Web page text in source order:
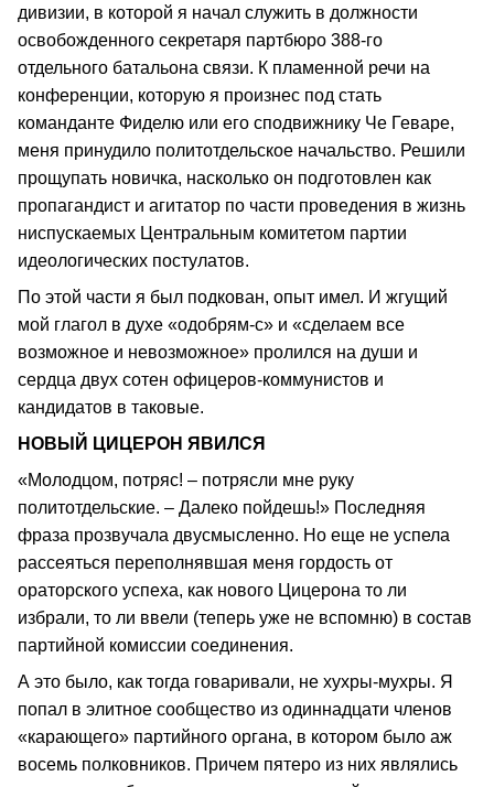
дивизии, в которой я начал служить в должности
освобожденного секретаря партбюро 388-го
отдельного батальона связи. К пламенной речи на
конференции, которую я произнес под стать
команданте Фиделю или его сподвижнику Че Геваре,
меня принудило политотдельское начальство. Решили
прощупать новичка, насколько он подготовлен как
пропагандист и агитатор по части проведения в жизнь
ниспускаемых Центральным комитетом партии
идеологических постулатов.
По этой части я был подкован, опыт имел. И жгущий
мой глагол в духе «одобрям-с» и «сделаем все
возможное и невозможное» пролился на души и
сердца двух сотен офицеров-коммунистов и
кандидатов в таковые.
НОВЫЙ ЦИЦЕРОН ЯВИЛСЯ
«Молодцом, потряс! – потрясли мне руку
политотдельские. – Далеко пойдешь!» Последняя
фраза прозвучала двусмысленно. Но еще не успела
рассеяться переполнявшая меня гордость от
ораторского успеха, как нового Цицерона то ли
избрали, то ли ввели (теперь уже не вспомню) в состав
партийной комиссии соединения.
А это было, как тогда говаривали, не хухры-мухры. Я
попал в элитное сообщество из одиннадцати членов
«карающего» партийного органа, в котором было аж
восемь полковников. Причем пятеро из них являлись